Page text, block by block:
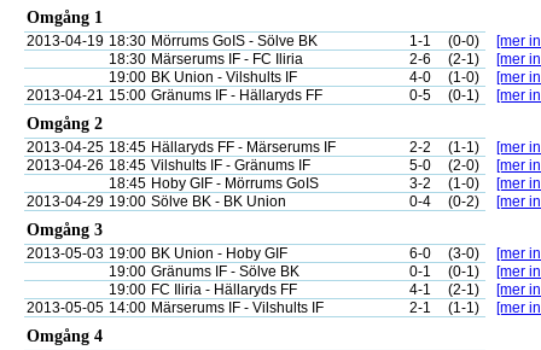
Omgång 1
2013-04-19 18:30 Mörrums GoIS - Sölve BK 1-1 (0-0)
[mer
18:30 Märserums IF - FC Iliria 2-6 (2-1)
[mer
19:00 BK Union - Vilshults IF 4-0 (1-0)
[mer
2013-04-21 15:00 Gränums IF - Hällaryds FF 0-5 (0-1) [mer
Omgång 2
2013-04-25 18:45 Hällaryds FF - Märserums IF 2-2 (1-1)
[mer
2013-04-26 18:45 Vilshults IF - Gränums IF 5-0 (2-0)
[mer
18:45 Hoby GIF - Mörrums GoIS 3-2 (1-0)
[mer
2013-04-29 19:00 Sölve BK - BK Union 0-4 (0-2) [mer
Omgång 3
2013-05-03 19:00 BK Union - Hoby GIF 6-0 (3-0)
[mer
19:00 Gränums IF - Sölve BK 0-1 (0-1)
[mer
19:00 FC Iliria - Hällaryds FF 4-1 (2-1)
[mer
2013-05-05 14:00 Märserums IF - Vilshults IF 2-1 (1-1) [mer
Omgång 4